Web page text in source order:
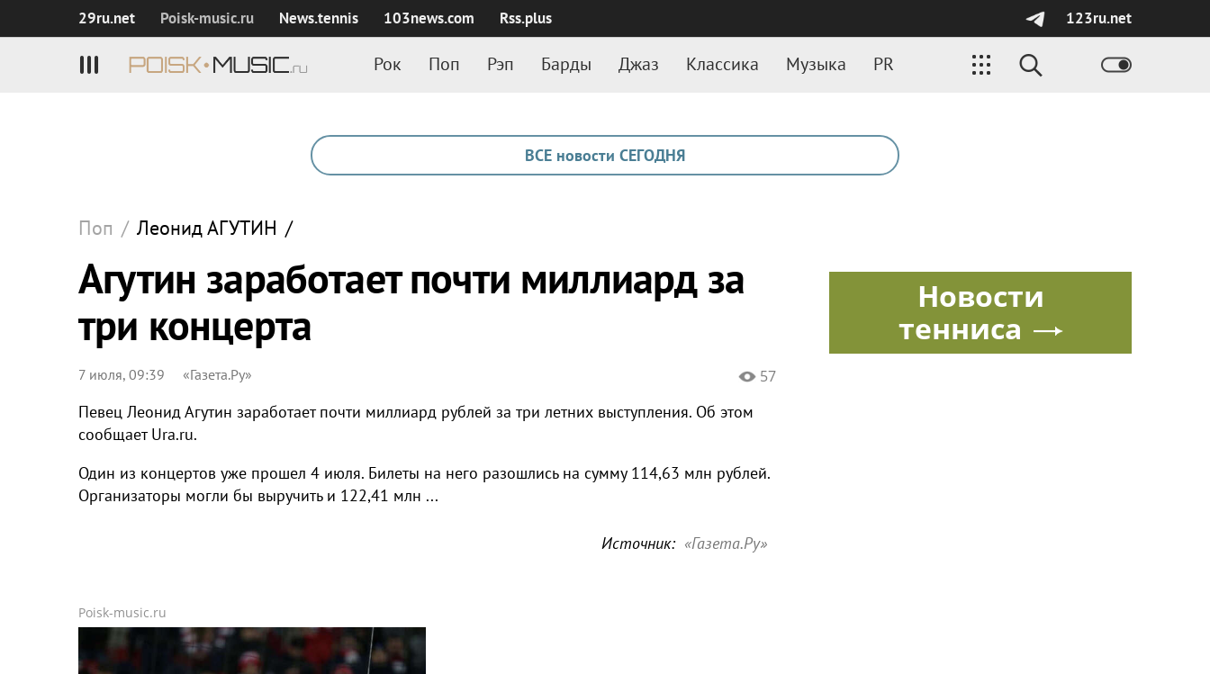
29ru.net Poisk‑music.ru News.tennis 103news.com Rss.plus 123ru.net
Рок Поп Рэп Барды Джаз Классика Музыка PR
ВСЕ новости СЕГОДНЯ
Поп / ЛеонидАГУТИН /
Агутин заработает почти миллиард за
три концерта
7 июля, 09:39 «Газета.Ру» 57
Певец Леонид Агутин заработает почти миллиард рублей за три летних выступления. Об этом
сообщает Ura.ru.
Один из концертов уже прошел 4 июля. Билеты на него разошлись на сумму 114,63 млн рублей.
Организаторы могли бы выручить и 122,41 млн ...
Источник: «Газета.Ру»
Poisk-music.ru
Новости
тенниса